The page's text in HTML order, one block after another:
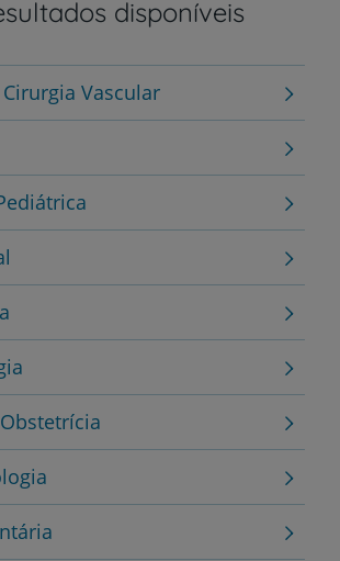
disponíveis
Vascular